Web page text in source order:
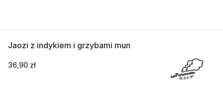
Jaozi z indykiem i grzybami mun
36,90 zł